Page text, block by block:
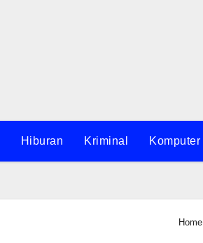
Hiburan Kriminal Komputer
Home